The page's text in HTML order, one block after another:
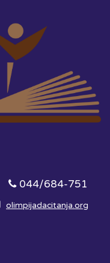
044/684-751
olimpijadacitanja.org